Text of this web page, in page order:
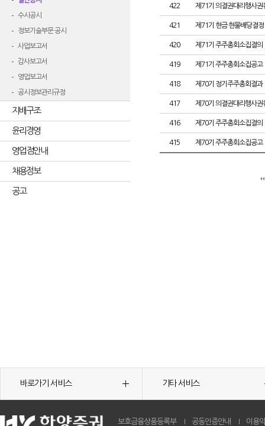
수시공시
정보기술부문 공시
사업보고서
감사보고서
영업보고서
공시정보관리규정
지배구조
윤리경영
영업점안내
채용정보
공고
422 제71기 의결권대리행사권
421 제71기 현금·현물배당결정
420 제71기 주주총회소집결의
419 제71기 주주총회소집공고
418 제70기 정기주주총회결과
417 제70기 의결권대리행사권
416 제70기 주주총회소집결의
415 제70기 주주총회소집공고
바로가기 서비스 기타 서비스
보호금융상품등록부 공동인증안내 이용